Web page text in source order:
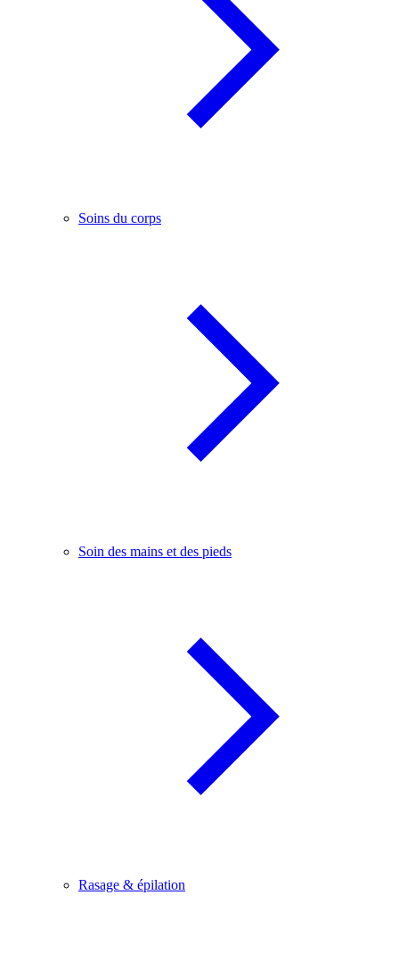
Soins du corps
Soin des mains et des pieds
Rasage & épilation